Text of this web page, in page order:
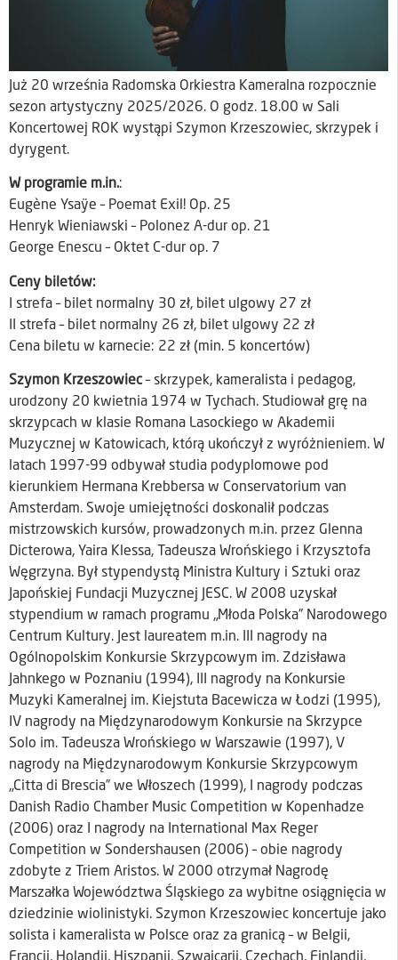
Już 20 września Radomska Orkiestra Kameralna rozpocznie
sezon artystyczny 2025/2026. O godz. 18.00 w Sali
Koncertowej ROK wystąpi Szymon Krzeszowiec, skrzypek i
dyrygent.
W programie m.in.:
Eugène Ysaÿe – Poemat Exil! Op. 25
Henryk Wieniawski – Polonez A-dur op. 21
George Enescu – Oktet C-dur op. 7
Ceny biletów:
I strefa – bilet normalny 30 zł, bilet ulgowy 27 zł
II strefa – bilet normalny 26 zł, bilet ulgowy 22 zł
Cena biletu w karnecie: 22 zł (min. 5 koncertów)
Szymon Krzeszowiec– skrzypek, kameralista i pedagog,
urodzony 20 kwietnia 1974 w Tychach. Studiował grę na
skrzypcach w klasie Romana Lasockiego w Akademii
Muzycznej w Katowicach, którą ukończył z wyróżnieniem. W
latach 1997-99 odbywał studia podyplomowe pod
kierunkiem Hermana Krebbersa w Conservatorium van
Amsterdam. Swoje umiejętności doskonalił podczas
mistrzowskich kursów, prowadzonych m.in. przez Glenna
Dicterowa, Yaira Klessa, Tadeusza Wrońskiego i Krzysztofa
Węgrzyna. Był stypendystą Ministra Kultury i Sztuki oraz
Japońskiej Fundacji Muzycznej JESC. W 2008 uzyskał
stypendium w ramach programu „Młoda Polska” Narodowego
Centrum Kultury. Jest laureatem m.in. III nagrody na
Ogólnopolskim Konkursie Skrzypcowym im. Zdzisława
Jahnkego w Poznaniu (1994), III nagrody na Konkursie
Muzyki Kameralnej im. Kiejstuta Bacewicza w Łodzi (1995),
IV nagrody na Międzynarodowym Konkursie na Skrzypce
Solo im. Tadeusza Wrońskiego w Warszawie (1997), V
nagrody na Międzynarodowym Konkursie Skrzypcowym
„Citta di Brescia” we Włoszech (1999), I nagrody podczas
Danish Radio Chamber Music Competition w Kopenhadze
(2006) oraz I nagrody na International Max Reger
Competition w Sondershausen (2006) – obie nagrody
zdobyte z Triem Aristos. W 2000 otrzymał Nagrodę
Marszałka Województwa Śląskiego za wybitne osiągnięcia w
dziedzinie wiolinistyki. Szymon Krzeszowiec koncertuje jako
solista i kameralista w Polsce oraz za granicą – w Belgii,